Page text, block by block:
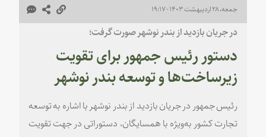
جمعه، ۲۸ اردیبهشت ۱۴۰۳ - ۱۹:۱۷
در جریان بازدید از بندر نوشهر صورت گرفت؛
دستور رئیس جمهور برای تقویت
زیرساخت‌ها و توسعه بندر نوشهر
رئیس جمهور در جریان بازدید از بندر نوشهر با اشاره به توسعه
تجارت کشور به‌ویژه با همسایگان، دستوراتی در جهت تقویت